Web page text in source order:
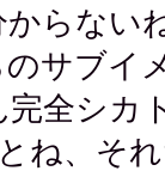
からない
のサブイ
全シカ
ね、そ